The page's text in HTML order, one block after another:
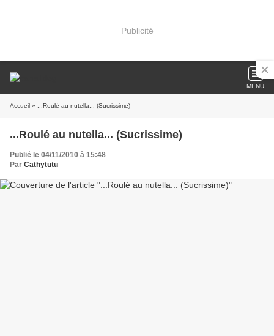
Publicité
MENU
Accueil » ...Roulé au nutella... (Sucrissime)
...Roulé au nutella... (Sucrissime)
Publié le 04/11/2010 à 15:48
Par Cathytutu